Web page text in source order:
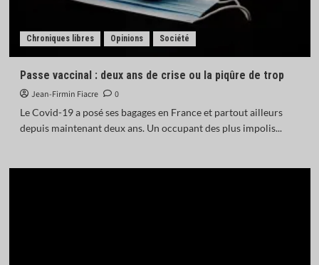
Chroniques libres Opinions Société
Passe vaccinal : deux ans de crise ou la piqûre de trop
Jean-Firmin Fiacre
0
Le Covid-19 a posé ses bagages en France et partout ailleurs
depuis maintenant deux ans. Un occupant des plus impolis...